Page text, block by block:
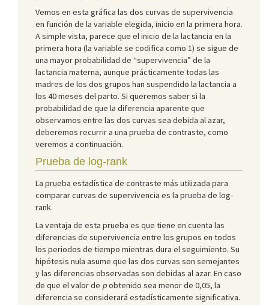
Vemos en esta gráfica las dos curvas de supervivencia
en función de la variable elegida, inicio en la primera hora.
A simple vista, parece que el inicio de la lactancia en la
primera hora (la variable se codifica como 1) se sigue de
una mayor probabilidad de “supervivencia” de la
lactancia materna, aunque prácticamente todas las
madres de los dos grupos han suspendido la lactancia a
los 40 meses del parto. Si queremos saber si la
probabilidad de que la diferencia aparente que
observamos entre las dos curvas sea debida al azar,
deberemos recurrir a una prueba de contraste, como
veremos a continuación.
Prueba de log-rank
La prueba estadística de contraste más utilizada para
comparar curvas de supervivencia es la prueba de log-
rank.
La ventaja de esta prueba es que tiene en cuenta las
diferencias de supervivencia entre los grupos en todos
los periodos de tiempo mientras dura el seguimiento. Su
hipótesis nula asume que las dos curvas son semejantes
y las diferencias observadas son debidas al azar. En caso
de que el valor de pobtenido sea menor de 0,05, la
diferencia se considerará estadísticamente significativa.